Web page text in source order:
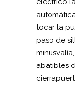
eléctrico
tocar la
paso de
abatibles